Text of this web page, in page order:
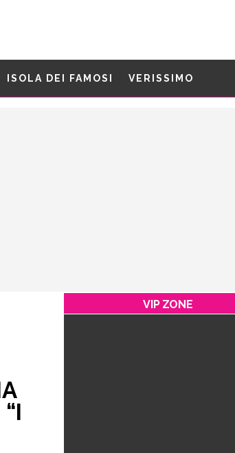
ISOLA DEI FAMOSI VERISSIMO
VIP ZONE